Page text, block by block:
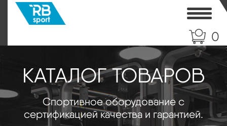
0
КАТАЛОГ ТОВАРОВ
Спортивное оборудование с
сертификацией качества и гарантией.